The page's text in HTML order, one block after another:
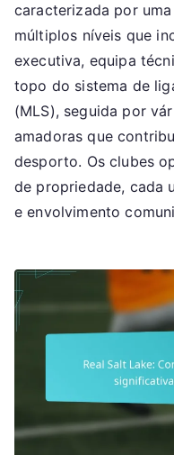
caracterizada por
múltiplos níveis que
executiva, equipa
topo do sistema de
(MLS), seguida por
amadoras que
desporto. Os clubes
de propriedade, cada
e envolvimento